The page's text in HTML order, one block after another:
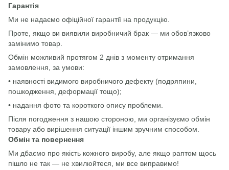
Гарантія
Ми не надаємо офіційної гарантії на продукцію.
Проте, якщо ви виявили виробничий брак — ми обов’язково
замінимо товар.
Обмін можливий протягом 2 днів з моменту отримання
замовлення, за умови:
• наявності видимого виробничого дефекту (подряпини,
пошкодження, деформації тощо);
• надання фото та короткого опису проблеми.
Після погодження з нашою стороною, ми організуємо обмін
товару або вирішення ситуації іншим зручним способом.
Обмін та повернення
Ми дбаємо про якість кожного виробу, але якщо раптом щось
пішло не так — не хвилюйтеся, ми все виправимо!